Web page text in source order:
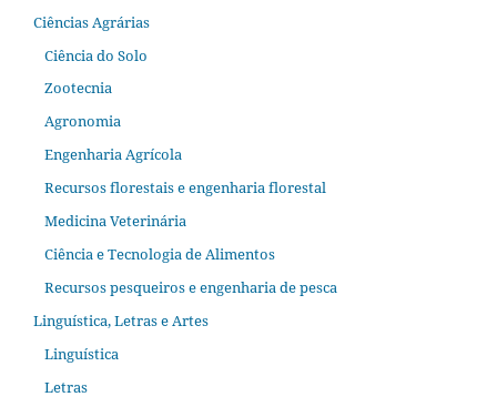
Ciências Agrárias
Ciência do Solo
Zootecnia
Agronomia
Engenharia Agrícola
Recursos florestais e engenharia florestal
Medicina Veterinária
Ciência e Tecnologia de Alimentos
Recursos pesqueiros e engenharia de pesca
Linguística, Letras e Artes
Linguística
Letras